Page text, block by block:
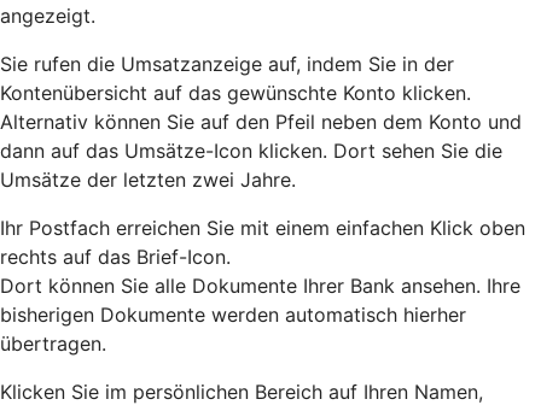
angezeigt.
Sie rufen die Umsatzanzeige auf, indem Sie in der
Kontenübersicht auf das gewünschte Konto klicken.
Alternativ können Sie auf den Pfeil neben dem Konto und
dann auf das Umsätze-Icon klicken. Dort sehen Sie die
Umsätze der letzten zwei Jahre.
Ihr Postfach erreichen Sie mit einem einfachen Klick oben
rechts auf das Brief-Icon.
Dort können Sie alle Dokumente Ihrer Bank ansehen. Ihre
bisherigen Dokumente werden automatisch hierher
übertragen.
Klicken Sie im persönlichen Bereich auf Ihren Namen,